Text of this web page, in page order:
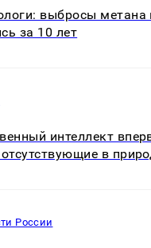
выбросы метана
за 10 лет
интеллект
в
России